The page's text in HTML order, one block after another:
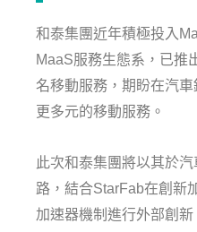
和泰集團近年積極投入
MaaS服務生態系，已推
名移動服務，期盼在汽
更多元的移動服務。
此次和泰集團將以其於
路，結合StarFab在創新
加速器機制進行外部創